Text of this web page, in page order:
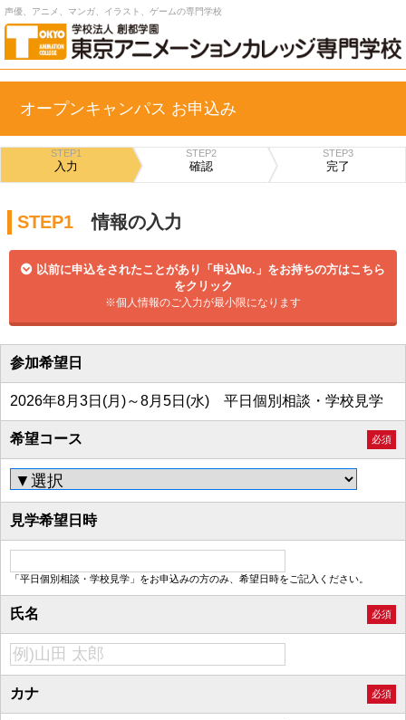
声優、アニメ、マンガ、イラスト、ゲームの専門学校
オープンキャンパス お申込み
STEP1
入力
STEP2
確認
STEP3
完了
STEP1 情報の入力
以前に申込をされたことがあり「申込No.」をお持ちの方はこちら
をクリック
※個人情報のご入力が最小限になります
参加希望日
2026年8月3日(月)～8月5日(水) 平日個別相談・学校見学
希望コース 必須
見学希望日時
「平日個別相談・学校見学」をお申込みの方のみ、希望日時をご記入ください。
氏名 必須
カナ 必須